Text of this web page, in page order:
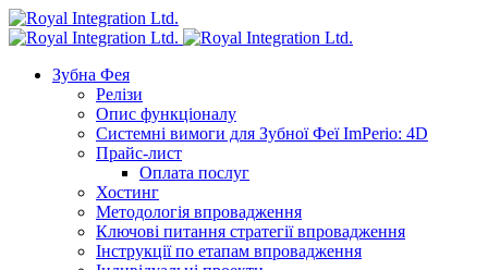
Зубна Фея
Релізи
Опис функціоналу
Системні вимоги для Зубної Феї ImPerio: 4D
Прайс-лист
Оплата послуг
Хостинг
Методологія впровадження
Ключові питання стратегії впровадження
Інструкції по етапам впровадження